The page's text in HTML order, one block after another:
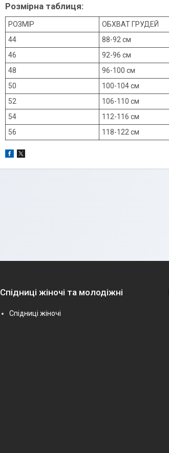
Розмірна таблиця:
РОЗМІР ОБХВАТ ГРУДЕЙ
44
88-92 см
46
92-96 см
48
96-100 см
50
100-104 см
52
106-110 см
54
112-116 см
56
118-122 см
Спідниці жіночі та молодіжні
Спідниці жіночі